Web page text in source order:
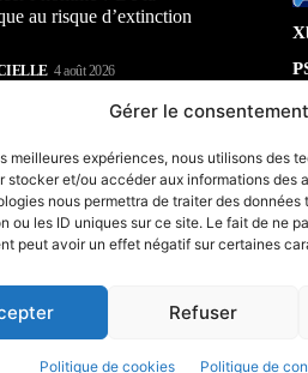
Gérer le consentement
meilleures expériences, nous utilisons des
stocker et/ou accéder aux informations des
nous permettra de traiter des
ou les ID uniques sur ce site. Le fait de ne
peut avoir un effet négatif sur certaines
Refuser
Politique de cookies Politique de
au risque d’extinction
4 août 2026
Play : 5 révélations sur la
qui arrive en 2026
la sécurité de Chrome : 5
sur le futur de votre